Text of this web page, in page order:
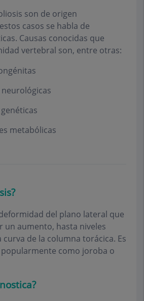
son de origen
casos se habla de
Causas conocidas que
vertebral son, entre otras:
metabólicas
del plano lateral que
un aumento, hasta niveles
de la columna torácica. Es
como joroba o